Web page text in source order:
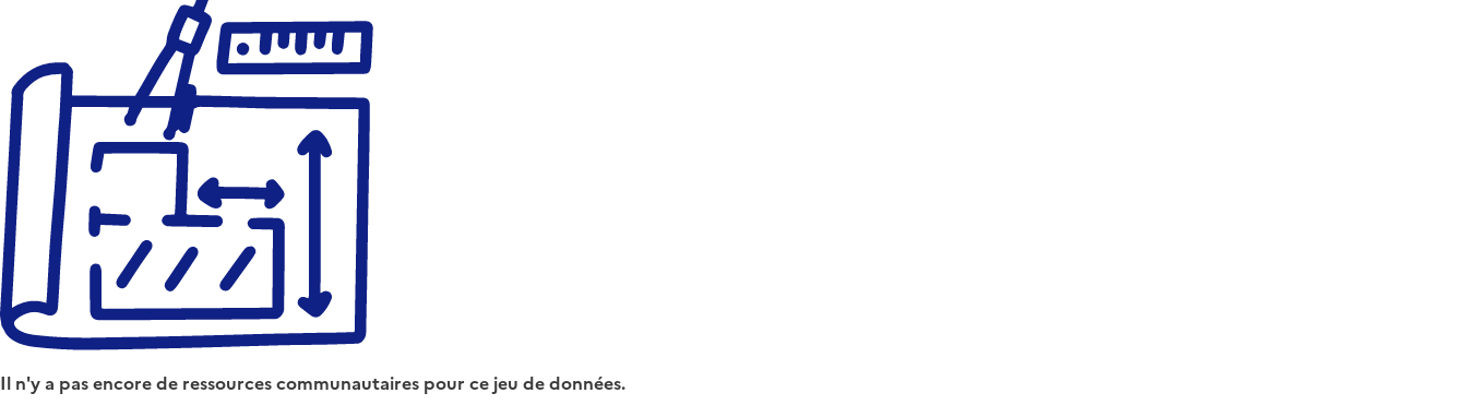
Il n'y a pas encore de ressources communautaires pour ce jeu de données.